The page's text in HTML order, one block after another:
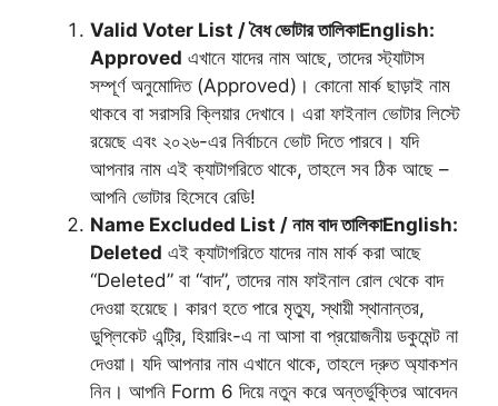
Valid Voter List / বৈধ ভোটার তালিকাEnglish:
Approved এখানে যাদের নাম আছে, তাদের স্ট্যাটাস
সম্পূর্ণ অনুমোদিত (Approved)। কোনো মার্ক ছাড়াই নাম
থাকবে বা সরাসরি ক্লিয়ার দেখাবে। এরা ফাইনাল ভোটার লিস্টে
রয়েছে এবং ২০২৬-এর নির্বাচনে ভোট দিতে পারবে। যদি
আপনার নাম এই ক্যাটাগরিতে থাকে, তাহলে সব ঠিক আছে –
আপনি ভোটার হিসেবে রেডি!
Name Excluded List / নাম বাদ তালিকাEnglish:
Deleted এই ক্যাটাগরিতে যাদের নাম মার্ক করা আছে
“Deleted” বা “বাদ”, তাদের নাম ফাইনাল রোল থেকে বাদ
দেওয়া হয়েছে। কারণ হতে পারে মৃত্যু, স্থায়ী স্থানান্তর,
ডুপ্লিকেট এন্ট্রি, হিয়ারিং-এ না আসা বা প্রয়োজনীয় ডকুমেন্ট না
দেওয়া। যদি আপনার নাম এখানে থাকে, তাহলে দ্রুত অ্যাকশন
নিন। আপনি Form 6 দিয়ে নতুন করে অন্তর্ভুক্তির আবেদন